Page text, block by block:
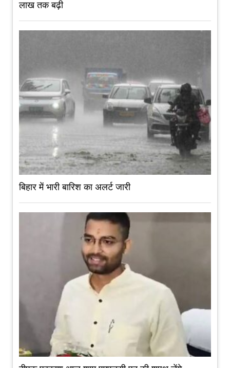
लाख तक बढ़ी
बिहार में भारी बारिश का अलर्ट जारी